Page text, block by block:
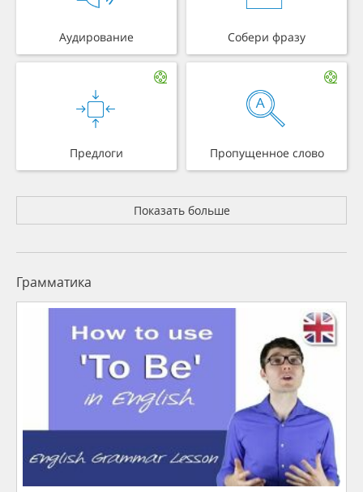
Аудирование Собери фразу
Предлоги Пропущенное слово
Показать больше
Грамматика